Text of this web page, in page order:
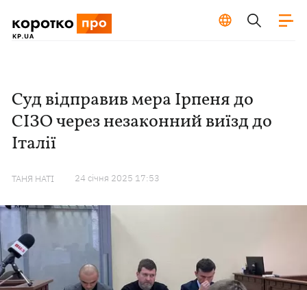
Суд відправив мера Ірпеня до
СІЗО через незаконний виїзд до
Італії
ТАНЯ НАТІ 24 сiчня 2025 17:53